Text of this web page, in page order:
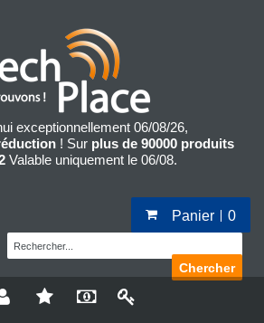
exceptionnellement 06/08/26,
! Sur plus de 90000 produits
Valable uniquement le 06/08.
Panier 0
Chercher